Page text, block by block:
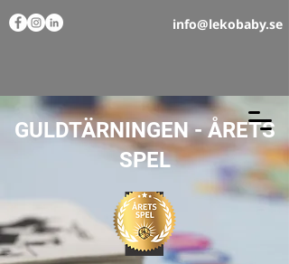
info@lekobaby.se
GULDTÄRNINGEN - ÅRETS
SPEL